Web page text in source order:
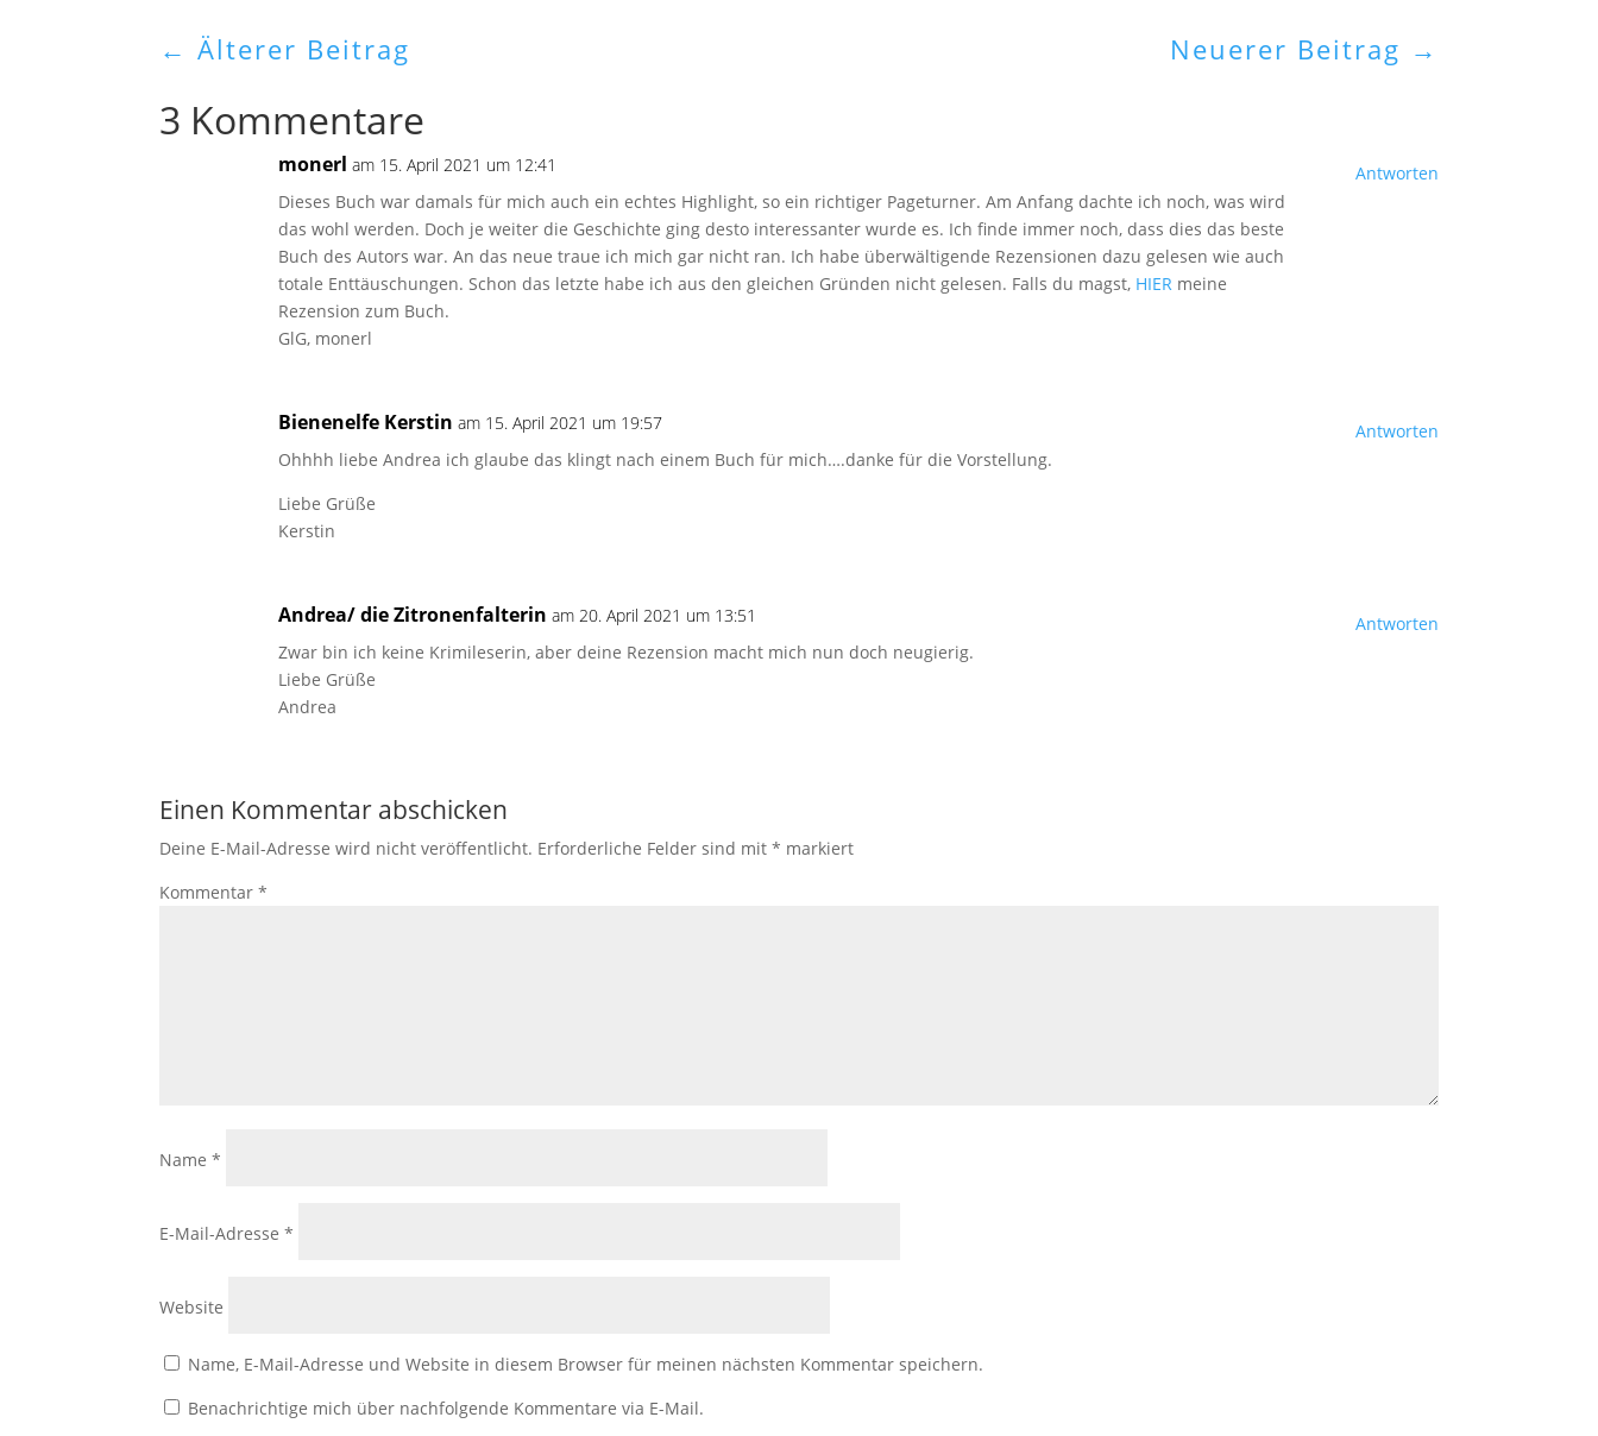
←Älterer Beitrag Neuerer Beitrag →
3 Kommentare
monerl am 15. April 2021 um 12:41
Dieses Buch war damals für mich auch ein echtes Highlight, so ein richtiger Pageturner. Am Anfang dachte ich noch, was wird
das wohl werden. Doch je weiter die Geschichte ging desto interessanter wurde es. Ich finde immer noch, dass dies das beste
Buch des Autors war. An das neue traue ich mich gar nicht ran. Ich habe überwältigende Rezensionen dazu gelesen wie auch
totale Enttäuschungen. Schon das letzte habe ich aus den gleichen Gründen nicht gelesen. Falls du magst, HIER meine
Rezension zum Buch.
GlG, monerl
Antworten
Bienenelfe Kerstin am 15. April 2021 um 19:57
Ohhhh liebe Andrea ich glaube das klingt nach einem Buch für mich….danke für die Vorstellung.
Liebe Grüße
Kerstin
Antworten
Andrea/ die Zitronenfalterin am 20. April 2021 um 13:51
Zwar bin ich keine Krimileserin, aber deine Rezension macht mich nun doch neugierig.
Liebe Grüße
Andrea
Antworten
Einen Kommentar abschicken
Deine E-Mail-Adresse wird nicht veröffentlicht. Erforderliche Felder sind mit* markiert
Kommentar*
Name*
E-Mail-Adresse*
Website
Name, E-Mail-Adresse und Website in diesem Browser für meinen nächsten Kommentar speichern.
Benachrichtige mich über nachfolgende Kommentare via E-Mail.